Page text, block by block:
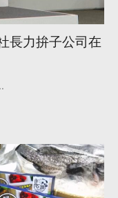
長力拚子公司在